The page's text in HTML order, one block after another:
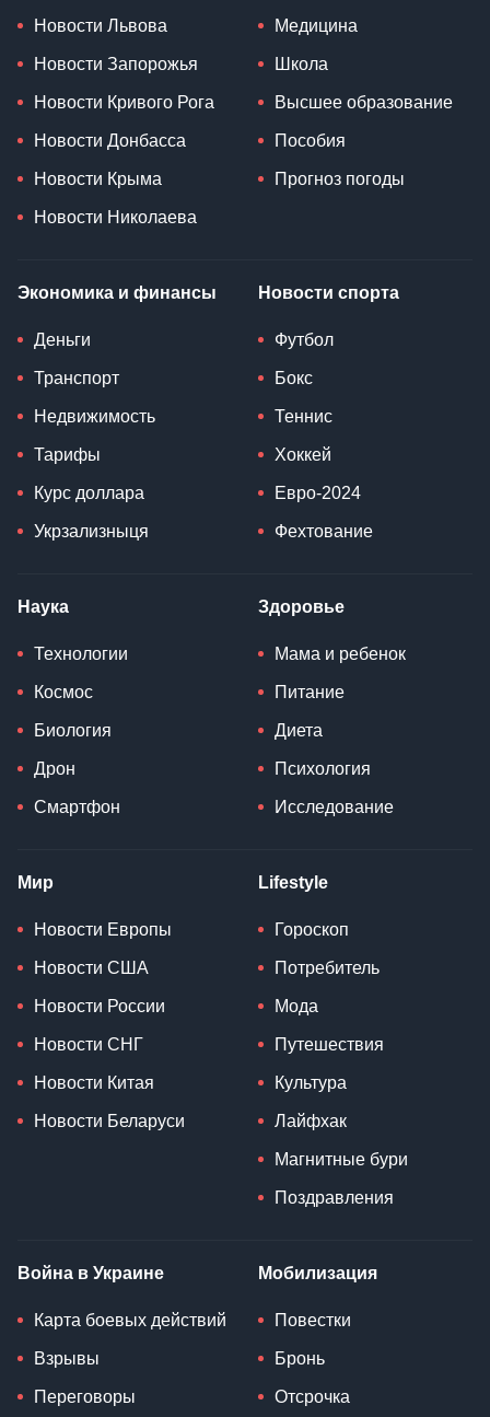
Новости Львова
Новости Запорожья
Новости Кривого Рога
Новости Донбасса
Новости Крыма
Новости Николаева
Медицина
Школа
Высшее образование
Пособия
Прогноз погоды
Экономика и финансы
Деньги
Транспорт
Недвижимость
Тарифы
Курс доллара
Укрзализныця
Новости спорта
Футбол
Бокс
Теннис
Хоккей
Евро-2024
Фехтование
Наука
Технологии
Космос
Биология
Дрон
Смартфон
Здоровье
Мама и ребенок
Питание
Диета
Психология
Исследование
Мир
Новости Европы
Новости США
Новости России
Новости СНГ
Новости Китая
Новости Беларуси
Lifestyle
Гороскоп
Потребитель
Мода
Путешествия
Культура
Лайфхак
Магнитные бури
Поздравления
Война в Украине
Карта боевых действий
Взрывы
Переговоры
Мобилизация
Повестки
Бронь
Отсрочка